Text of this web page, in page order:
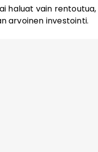
haluat vain rentoutua,
arvoinen investointi.